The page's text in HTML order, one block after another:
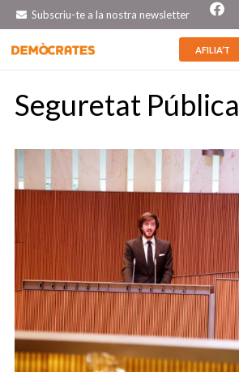
Subscriu-te a la nostra newsletter
AFILIA’T
Seguretat Pública